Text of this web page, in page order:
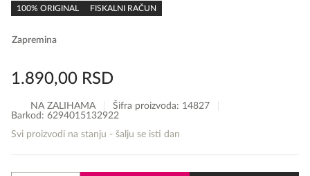
rating
100% ORIGINAL FISKALNI RAČUN
Zapremina
1.890,00 RSD
NA ZALIHAMA Šifra proizvoda: 14827
Barkod: 6294015132922
Svi proizvodi na stanju - šalju se isti dan